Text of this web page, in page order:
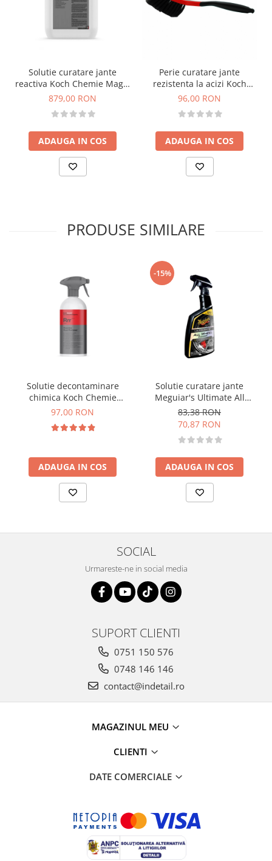
Solutie curatare jante
reactiva Koch Chemie Magic
Wheel Cleaner, Mwc, 10L
879,00 RON
ADAUGA IN COS
Perie curatare jante
rezistenta la acizi Koch
Chemie Multi Brush Rim
96,00 RON
ADAUGA IN COS
PRODUSE SIMILARE
Solutie decontaminare
chimica Koch Chemie
Reactive Rust Remover, Rrr,
97,00 RON
ADAUGA IN COS
-15%
Solutie curatare jante
Meguiar's Ultimate All
Wheel Cleaner, 709ml
83,38 RON
70,87 RON
ADAUGA IN COS
SOCIAL
Urmareste-ne in social media
SUPORT CLIENTI
0751 150 576
0748 146 146
contact@indetail.ro
MAGAZINUL MEU
CLIENTI
DATE COMERCIALE